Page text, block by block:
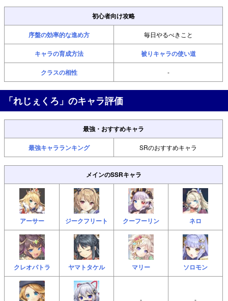
初心者向け攻略
序盤の効率的な進め方 毎日やるべきこと
キャラの育成方法 被りキャラの使い道
クラスの相性 -
「れじぇくろ」のキャラ評価
最強・おすすめキャラ
最強キャラランキング SRのおすすめキャラ
メインのSSRキャラ
アーサー ジークフリート クーフーリン ネロ
クレオパトラ ヤマトタケル マリー ソロモン
- -